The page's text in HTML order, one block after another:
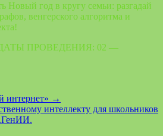
Новый год в кругу семьи: разгадай
венгерского алгоритма и
ПРОВЕДЕНИЯ: 02 —
интернет» →
интеллекту для школьников